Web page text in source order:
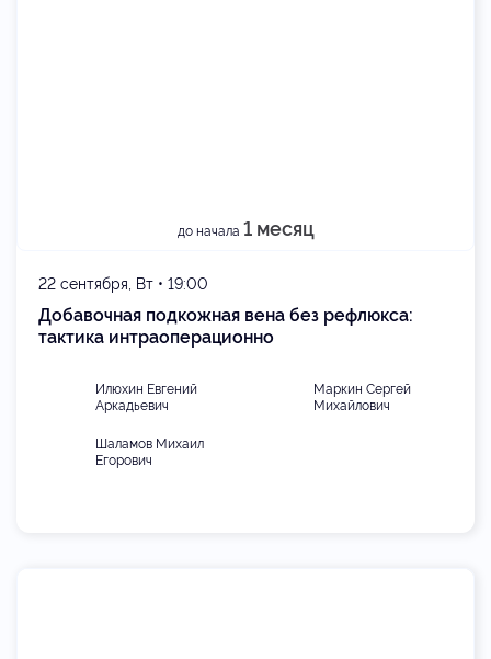
до начала 1 месяц
Илюхин Евгений
Аркадьевич
Маркин Сергей
Михайлович
Шаламов Михаил
Егорович
22 сентября, Вт • 19:00
Добавочная подкожная вена без рефлюкса:
тактика интраоперационно